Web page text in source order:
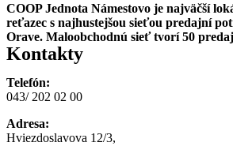
COOP Jednota Námestovo je najväčší
reťazec s najhustejšou sieťou predajní
Orave. Maloobchodnú sieť tvorí 50
Kontakty
Telefón:
043/ 202 02 00
Adresa:
Hviezdoslavova 12/3,